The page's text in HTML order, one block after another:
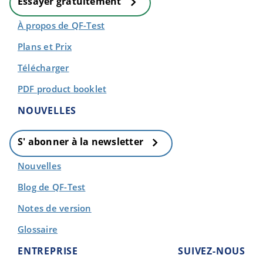
À propos de QF-Test
Plans et Prix
Télécharger
PDF product booklet
NOUVELLES
S' abonner à la newsletter
Nouvelles
Blog de QF-Test
Notes de version
Glossaire
ENTREPRISE SUIVEZ-NOUS